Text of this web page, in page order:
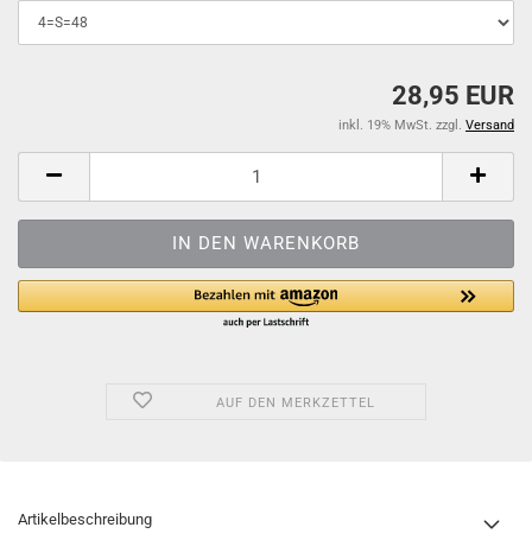
28,95 EUR
inkl. 19% MwSt. zzgl. Versand
AUF DEN MERKZETTEL
Artikelbeschreibung